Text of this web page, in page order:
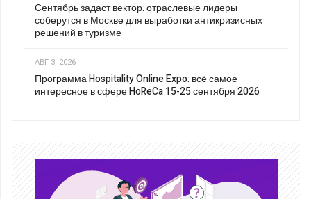
Сентябрь задаст вектор: отраслевые лидеры
соберутся в Москве для выработки антикризисных
решений в туризме
АВГ 3, 2026
Программа Hospitality Online Expo: всё самое
интересное в сфере HoReCa 15-25 сентября 2026